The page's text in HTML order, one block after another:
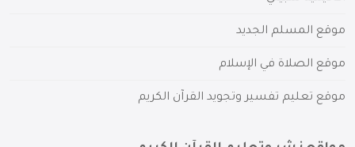
موقع المسلم الجديد
موقع الصلاة في الإسلام
موقع تعليم تفسير وتجويد القرآن الكريم